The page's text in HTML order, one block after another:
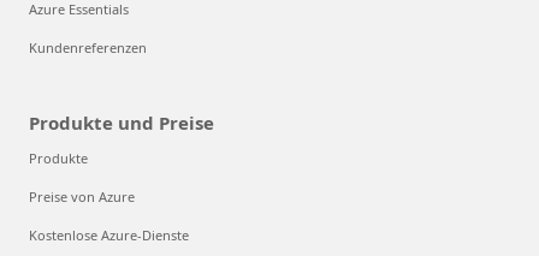
Azure Essentials
Kundenreferenzen
Produkte und Preise
Produkte
Preise von Azure
Kostenlose Azure-Dienste